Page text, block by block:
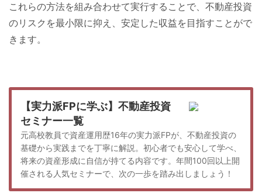
これらの方法を組み合わせて実行することで、不動産投資
のリスクを最小限に抑え、安定した収益を目指すことがで
きます。
【実力派FPに学ぶ】不動産投資
セミナー一覧
元高校教員で資産運用歴16年の実力派FPが、不動産投資の
基礎から実践までを丁寧に解説。初心者でも安心して学べ、
将来の資産形成に自信が持てる内容です。年間100回以上開
催される人気セミナーで、次の一歩を踏み出しましょう！